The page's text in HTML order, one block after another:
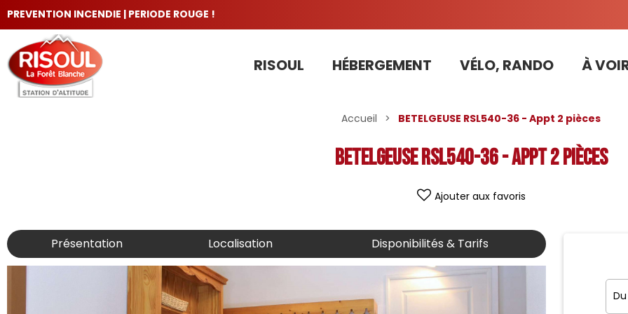
PREVENTION INCENDIE | PERIODE ROUGE !
RISOUL HÉBERGEMENT VÉLO, RANDO À
Accueil > BETELGEUSE RSL540-36 - Appt 2 pièces
BETELGEUSE RSL540-36 - Appt 2 pièces
Ajouter aux favoris
Présentation Localisation Disponibilités & Tarifs